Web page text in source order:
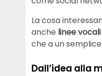
La cosa
anche linee
che a un
Dall’idea alla